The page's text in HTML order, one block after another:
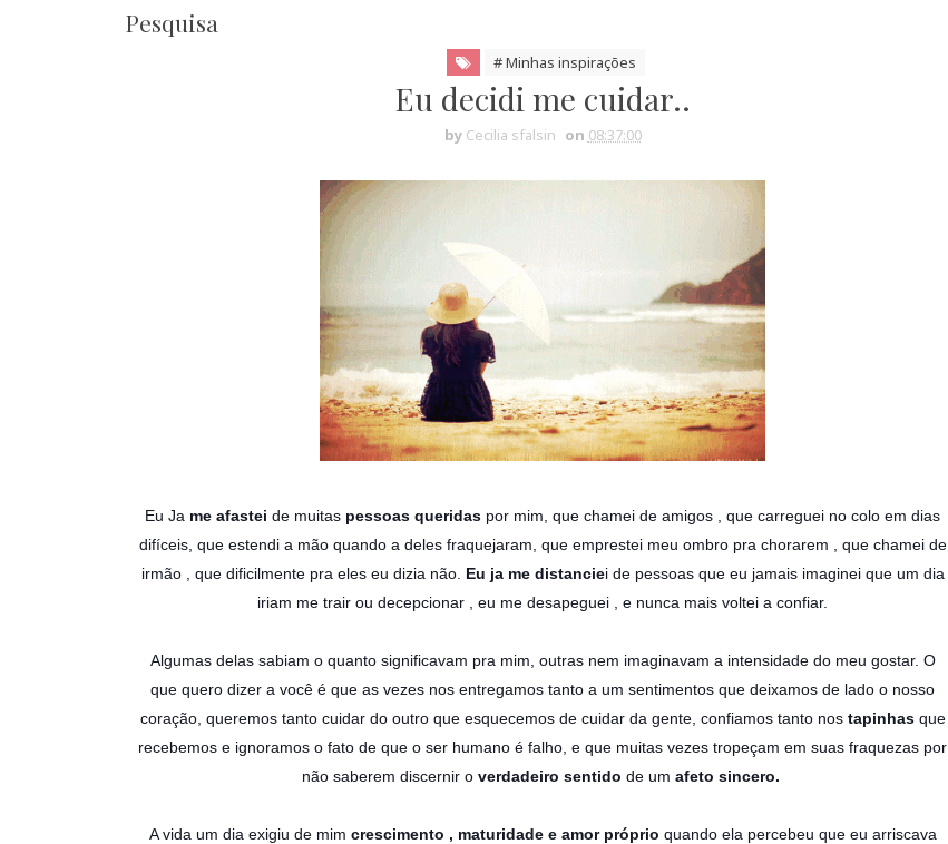
Pesquisa
# Minhas inspirações
Eu decidi me cuidar..
by Cecilia sfalsin on 08:37:00
Eu Ja me afastei de muitas pessoas queridas por mim, que chamei de amigos , que carreguei no colo em dias
difíceis, que estendi a mão quando a deles fraquejaram, que emprestei meu ombro pra chorarem , que chamei de
irmão , que dificilmente pra eles eu dizia não. Eu ja me distanciei de pessoas que eu jamais imaginei que um dia
iriam me trair ou decepcionar , eu me desapeguei , e nunca mais voltei a confiar.
Algumas delas sabiam o quanto significavam pra mim, outras nem imaginavam a intensidade do meu gostar. O
que quero dizer a você é que as vezes nos entregamos tanto a um sentimentos que deixamos de lado o nosso
coração, queremos tanto cuidar do outro que esquecemos de cuidar da gente, confiamos tanto nostapinhasque
recebemos e ignoramos o fato de que o ser humano é falho, e que muitas vezes tropeçam em suas fraquezas por
não saberem discernir overdadeiro sentido de um afeto sincero.
A vida um dia exigiu de mim crescimento , maturidade e amor próprio quando ela percebeu que eu arriscava